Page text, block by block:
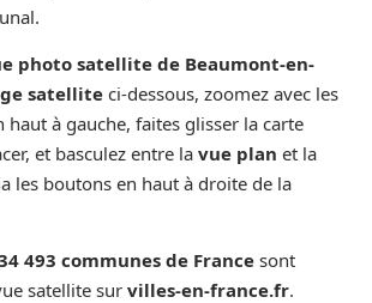
photo satellite de Beaumont-en-
satellite ci-dessous, zoomez avec les
haut à gauche, faites glisser la carte
et basculez entre la vue plan et la
les boutons en haut à droite de la
493 communes de France sont
satellite sur villes-en-france.fr.